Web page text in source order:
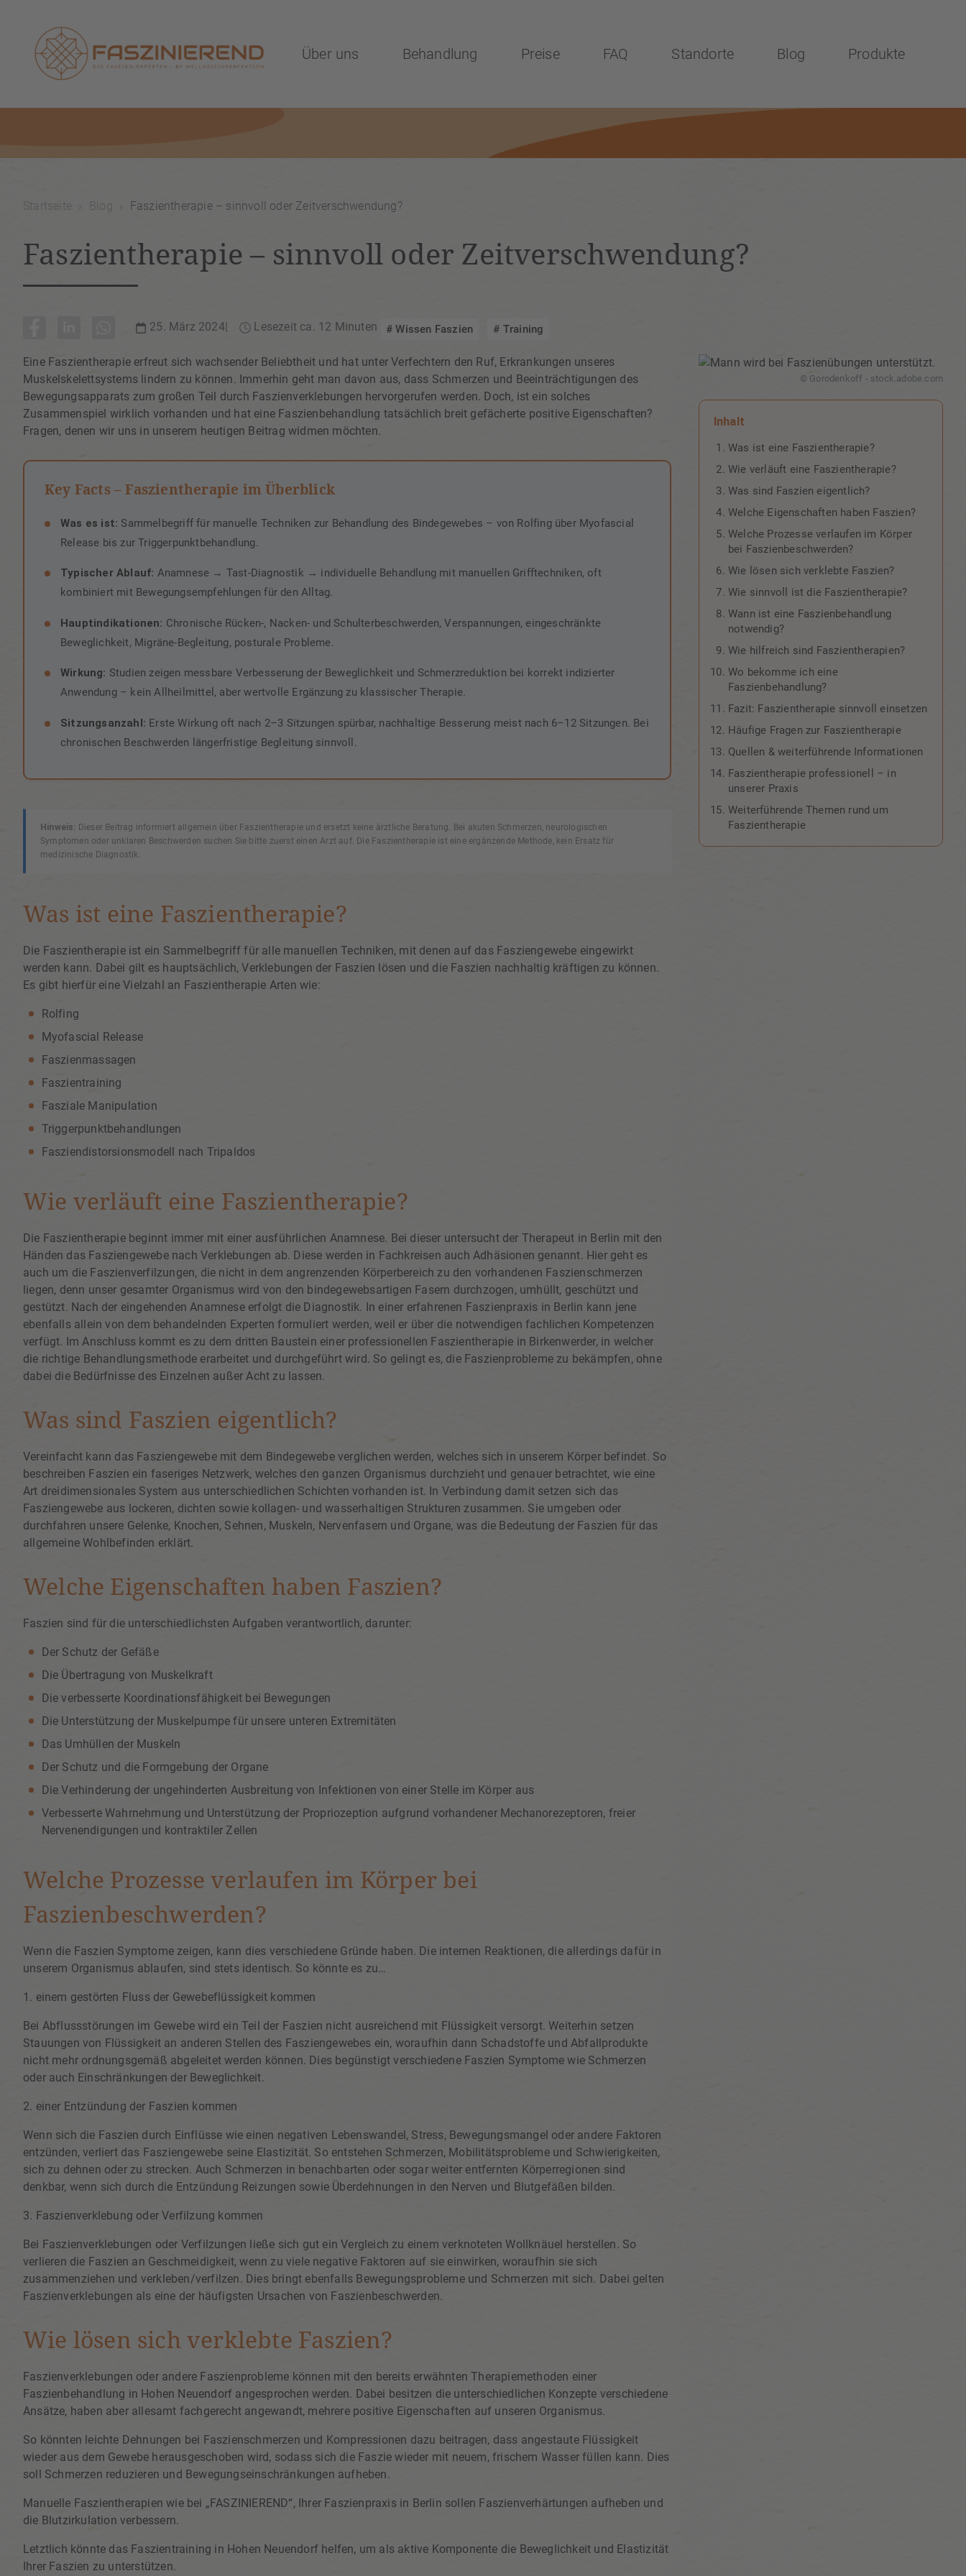
Über uns Behandlung Preise FAQ Standorte Blog Produkte
Startseite Blog Faszientherapie – sinnvoll oder Zeitverschwendung?
Faszientherapie – sinnvoll oder Zeitverschwendung?
25. März 2024 Lesezeit ca. 12 Minuten Wissen Faszien Training
© Gorodenkoff - stock.adobe.com
Inhalt
Was ist eine Faszientherapie?
Wie verläuft eine Faszientherapie?
Was sind Faszien eigentlich?
Welche Eigenschaften haben Faszien?
Welche Prozesse verlaufen im Körper
bei Faszienbeschwerden?
Wie lösen sich verklebte Faszien?
Wie sinnvoll ist die Faszientherapie?
Wann ist eine Faszienbehandlung
notwendig?
Wie hilfreich sind Faszientherapien?
Wo bekomme ich eine
Faszienbehandlung?
Fazit: Faszientherapie sinnvoll einsetzen
Häufige Fragen zur Faszientherapie
Quellen & weiterführende Informationen
Faszientherapie professionell – in
unserer Praxis
Weiterführende Themen rund um
Faszientherapie
Eine Faszientherapie erfreut sich wachsender Beliebtheit und hat unter Verfechtern den Ruf, Erkrankungen unseres
Muskelskelettsystems lindern zu können. Immerhin geht man davon aus, dass Schmerzen und Beeinträchtigungen des
Bewegungsapparats zum großen Teil durch Faszienverklebungen hervorgerufen werden. Doch, ist ein solches
Zusammenspiel wirklich vorhanden und hat eine Faszienbehandlung tatsächlich breit gefächerte positive Eigenschaften?
Fragen, denen wir uns in unserem heutigen Beitrag widmen möchten.
Key Facts – Faszientherapie im Überblick
Was es ist: Sammelbegriff für manuelle Techniken zur Behandlung des Bindegewebes – von Rolfing über Myofascial
Release bis zur Triggerpunktbehandlung.
Typischer Ablauf: Anamnese → Tast-Diagnostik → individuelle Behandlung mit manuellen Grifftechniken, oft
kombiniert mit Bewegungsempfehlungen für den Alltag.
Hauptindikationen: Chronische Rücken-, Nacken- und Schulterbeschwerden, Verspannungen, eingeschränkte
Beweglichkeit, Migräne-Begleitung, posturale Probleme.
Wirkung: Studien zeigen messbare Verbesserung der Beweglichkeit und Schmerzreduktion bei korrekt indizierter
Anwendung – kein Allheilmittel, aber wertvolle Ergänzung zu klassischer Therapie.
Sitzungsanzahl: Erste Wirkung oft nach 2–3 Sitzungen spürbar, nachhaltige Besserung meist nach 6–12 Sitzungen. Bei
chronischen Beschwerden längerfristige Begleitung sinnvoll.
Hinweis: Dieser Beitrag informiert allgemein über Faszientherapie und ersetzt keine ärztliche Beratung. Bei akuten Schmerzen, neurologischen
Symptomen oder unklaren Beschwerden suchen Sie bitte zuerst einen Arzt auf. Die Faszientherapie ist eine ergänzende Methode, kein Ersatz für
medizinische Diagnostik.
Was ist eine Faszientherapie?
Die Faszientherapie ist ein Sammelbegriff für alle manuellen Techniken, mit denen auf das Fasziengewebe eingewirkt
werden kann. Dabei gilt es hauptsächlich, Verklebungen der Faszien lösen und die Faszien nachhaltig kräftigen zu können.
Es gibt hierfür eine Vielzahl an Faszientherapie Arten wie:
Rolfing
Myofascial Release
Faszienmassagen
Faszientraining
Fasziale Manipulation
Triggerpunktbehandlungen
Fasziendistorsionsmodell nach Tripaldos
Wie verläuft eine Faszientherapie?
Die Faszientherapie beginnt immer mit einer ausführlichen Anamnese. Bei dieser untersucht der Therapeut in Berlin mit den
Händen das Fasziengewebe nach Verklebungen ab. Diese werden in Fachkreisen auch Adhäsionen genannt. Hier geht es
auch um die Faszienverfilzungen, die nicht in dem angrenzenden Körperbereich zu den vorhandenen Faszienschmerzen
liegen, denn unser gesamter Organismus wird von den bindegewebsartigen Fasern durchzogen, umhüllt, geschützt und
gestützt. Nach der eingehenden Anamnese erfolgt die Diagnostik. In einer erfahrenen Faszienpraxis in Berlin kann jene
ebenfalls allein von dem behandelnden Experten formuliert werden, weil er über die notwendigen fachlichen Kompetenzen
verfügt. Im Anschluss kommt es zu dem dritten Baustein einer professionellen Faszientherapie in Birkenwerder, in welcher
die richtige Behandlungsmethode erarbeitet und durchgeführt wird. So gelingt es, die Faszienprobleme zu bekämpfen, ohne
dabei die Bedürfnisse des Einzelnen außer Acht zu lassen.
Was sind Faszien eigentlich?
Vereinfacht kann das Fasziengewebe mit dem Bindegewebe verglichen werden, welches sich in unserem Körper befindet. So
beschreiben Faszien ein faseriges Netzwerk, welches den ganzen Organismus durchzieht und genauer betrachtet, wie eine
Art dreidimensionales System aus unterschiedlichen Schichten vorhanden ist. In Verbindung damit setzen sich das
Fasziengewebe aus lockeren, dichten sowie kollagen- und wasserhaltigen Strukturen zusammen. Sie umgeben oder
durchfahren unsere Gelenke, Knochen, Sehnen, Muskeln, Nervenfasern und Organe, was die Bedeutung der Faszien für das
allgemeine Wohlbefinden erklärt.
Welche Eigenschaften haben Faszien?
Faszien sind für die unterschiedlichsten Aufgaben verantwortlich, darunter:
Der Schutz der Gefäße
Die Übertragung von Muskelkraft
Die verbesserte Koordinationsfähigkeit bei Bewegungen
Die Unterstützung der Muskelpumpe für unsere unteren Extremitäten
Das Umhüllen der Muskeln
Der Schutz und die Formgebung der Organe
Die Verhinderung der ungehinderten Ausbreitung von Infektionen von einer Stelle im Körper aus
Verbesserte Wahrnehmung und Unterstützung der Propriozeption aufgrund vorhandener Mechanorezeptoren, freier
Nervenendigungen und kontraktiler Zellen
Welche Prozesse verlaufen im Körper bei
Faszienbeschwerden?
Wenn die Faszien Symptome zeigen, kann dies verschiedene Gründe haben. Die internen Reaktionen, die allerdings dafür in
unserem Organismus ablaufen, sind stets identisch. So könnte es zu…
1. einem gestörten Fluss der Gewebeflüssigkeit kommen
Bei Abflussstörungen im Gewebe wird ein Teil der Faszien nicht ausreichend mit Flüssigkeit versorgt. Weiterhin setzen
Stauungen von Flüssigkeit an anderen Stellen des Fasziengewebes ein, woraufhin dann Schadstoffe und Abfallprodukte
nicht mehr ordnungsgemäß abgeleitet werden können. Dies begünstigt verschiedene Faszien Symptome wie Schmerzen
oder auch Einschränkungen der Beweglichkeit.
2. einer Entzündung der Faszien kommen
Wenn sich die Faszien durch Einflüsse wie einen negativen Lebenswandel, Stress, Bewegungsmangel oder andere Faktoren
entzünden, verliert das Fasziengewebe seine Elastizität. So entstehen Schmerzen, Mobilitätsprobleme und Schwierigkeiten,
sich zu dehnen oder zu strecken. Auch Schmerzen in benachbarten oder sogar weiter entfernten Körperregionen sind
denkbar, wenn sich durch die Entzündung Reizungen sowie Überdehnungen in den Nerven und Blutgefäßen bilden.
3. Faszienverklebung oder Verfilzung kommen
Bei Faszienverklebungen oder Verfilzungen ließe sich gut ein Vergleich zu einem verknoteten Wollknäuel herstellen. So
verlieren die Faszien an Geschmeidigkeit, wenn zu viele negative Faktoren auf sie einwirken, woraufhin sie sich
zusammenziehen und verkleben/verfilzen. Dies bringt ebenfalls Bewegungsprobleme und Schmerzen mit sich. Dabei gelten
Faszienverklebungen als eine der häufigsten Ursachen von Faszienbeschwerden.
Wie lösen sich verklebte Faszien?
Faszienverklebungen oder andere Faszienprobleme können mit den bereits erwähnten Therapiemethoden einer
Faszienbehandlung in Hohen Neuendorf angesprochen werden. Dabei besitzen die unterschiedlichen Konzepte verschiedene
Ansätze, haben aber allesamt fachgerecht angewandt, mehrere positive Eigenschaften auf unseren Organismus.
So könnten leichte Dehnungen bei Faszienschmerzen und Kompressionen dazu beitragen, dass angestaute Flüssigkeit
wieder aus dem Gewebe herausgeschoben wird, sodass sich die Faszie wieder mit neuem, frischem Wasser füllen kann. Dies
soll Schmerzen reduzieren und Bewegungseinschränkungen aufheben.
Manuelle Faszientherapien wie bei „FASZINIEREND“, Ihrer Faszienpraxis in Berlin sollen Faszienverhärtungen aufheben und
die Blutzirkulation verbessern.
Letztlich könnte das Faszientraining in Hohen Neuendorf helfen, um als aktive Komponente die Beweglichkeit und Elastizität
Ihrer Faszien zu unterstützen.